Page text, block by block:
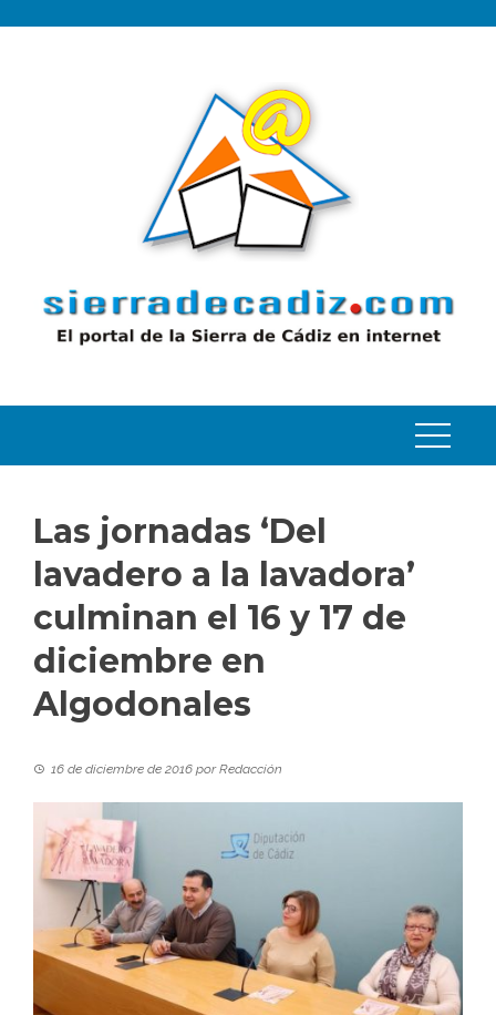
Las jornadas ‘Del
lavadero a la lavadora’
culminan el 16 y 17 de
diciembre en
Algodonales
16 de diciembre de 2016 porRedacción